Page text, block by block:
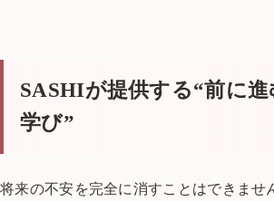
SASHIが提供する“前に
学び”
将来の不安を完全に消すことはできませ